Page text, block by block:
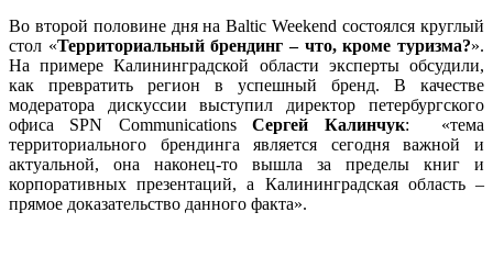
Во второй половине дня на Baltic Weekend состоялся круглый
стол «Территориальный брендинг – что, кроме туризма?».
На примере Калининградской области эксперты обсудили,
как превратить регион в успешный бренд. В качестве
модератора дискуссии выступил директор петербургского
офиса SPN CommunicationsСергей Калинчук: «тема
территориального брендинга является сегодня важной и
актуальной, она наконец-то вышла за пределы книг и
корпоративных презентаций, а Калининградская область –
прямое доказательство данного факта».